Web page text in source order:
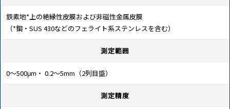
鉄素地*上の絶縁性皮膜および非磁性金属皮膜
（*鋼・SUS 430などのフェライト系ステンレスを含む）
測定範囲
0～500μm・ 0.2～5mm（2列目盛）
測定精度